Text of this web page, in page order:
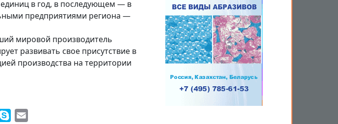
в год, в последующем — в
предприятиями региона —
мировой производитель
развивать свое присутствие в
производства на территории
Skype